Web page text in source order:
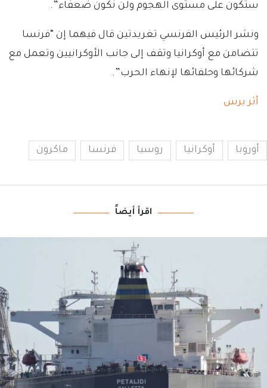
ستكون على مستوى الهجوم ولن نكون ضعفاء”.
ونشر الرئيس الفرنسي تغريدتين قال فيهما إن “فرنسا
تتضامن مع أوكرانيا وتقف إلى جانب الأوكرانيين وتعمل مع
شركائها وحلفائها لإنهاء الحرب”.
أثر برس
أوروبا أوكرانيا روسيا فرنسا ماكرون
اقرأ أيضاً